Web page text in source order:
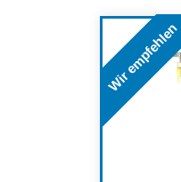
Wir empfehlen